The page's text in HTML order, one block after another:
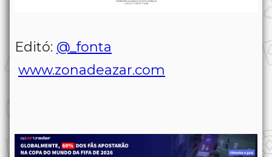
Editó: @_fonta
www.zonadeazar.com